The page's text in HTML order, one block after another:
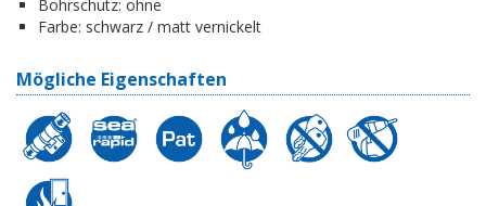
Bohrschutz: ohne
Farbe: schwarz / matt vernickelt
Mögliche Eigenschaften